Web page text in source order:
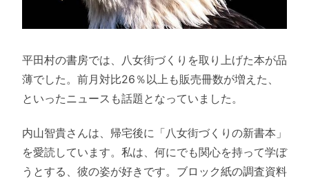
平田村の書房では、八女街づくりを取り上げた本が品
薄でした。前月対比26％以上も販売冊数が増えた、
といったニュースも話題となっていました。
内山智貴さんは、帰宅後に「八女街づくりの新書本」
を愛読しています。私は、何にでも関心を持って学ぼ
うとする、彼の姿が好きです。ブロック紙の調査資料